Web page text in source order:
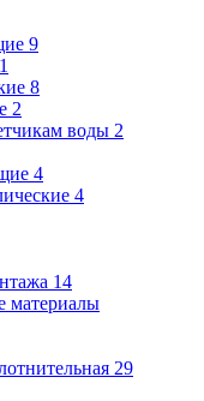
9
1
8
2
воды 2
4
4
14
материалы
29